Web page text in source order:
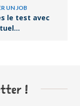
UN JOB
le test avec
!